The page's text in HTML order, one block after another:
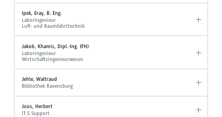
Ipek, Eray, B. Eng.
Laboringenieur
Luft- und Raumfahrttechnik
Jakob, Khamis, Dipl.-Ing. (FH)
Laboringenieur
Wirtschaftsingenieurwesen
Jehle, Waltraud
Bibliothek Ravensburg
Joos, Herbert
IT.S Support